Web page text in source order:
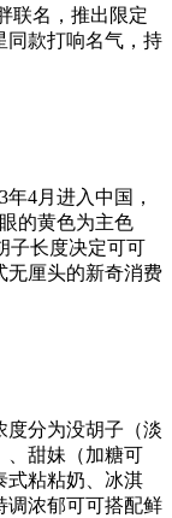
联名，推出限定
同款打响名气，持
4月进入中国，
的黄色为主色
子长度决定可可
无厘头的新奇消费
度分为没胡子（淡
、甜妹（加糖可
式粘粘奶、冰淇
调浓郁可可搭配鲜